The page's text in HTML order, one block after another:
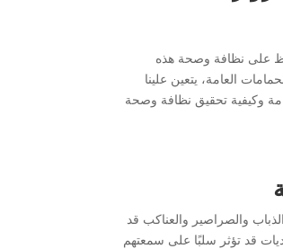
على نظافة وصحة هذه
العامة، يتعين علينا
وكيفية تحقيق نظافة وصحة
والصراصير والعناكب قد
قد تؤثر سلبًا على سمعتهم